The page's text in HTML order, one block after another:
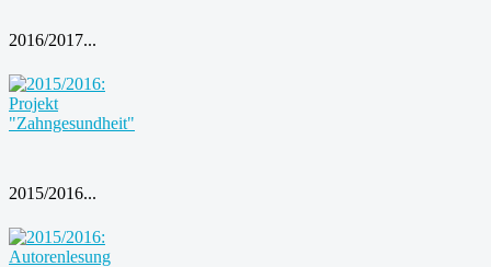
2016/2017...
2015/2016...